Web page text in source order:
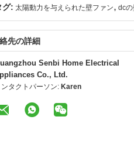
グ: 太陽動力を与えられた壁ファン, dcの
先の詳細
Senbi Home Electrical
Co., Ltd.
タクトパーソン: Karen